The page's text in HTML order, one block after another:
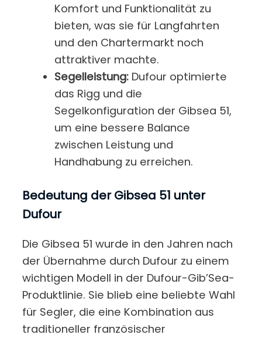
Komfort und Funktionalität zu
bieten, was sie für Langfahrten
und den Chartermarkt noch
attraktiver machte.
Segelleistung:Dufour optimierte
das Rigg und die
Segelkonfiguration der Gibsea 51,
um eine bessere Balance
zwischen Leistung und
Handhabung zu erreichen.
Bedeutung der Gibsea 51 unter
Dufour
Die Gibsea 51 wurde in den Jahren nach
der Übernahme durch Dufour zu einem
wichtigen Modell in der Dufour-Gib’Sea-
Produktlinie. Sie blieb eine beliebte Wahl
für Segler, die eine Kombination aus
traditioneller französischer